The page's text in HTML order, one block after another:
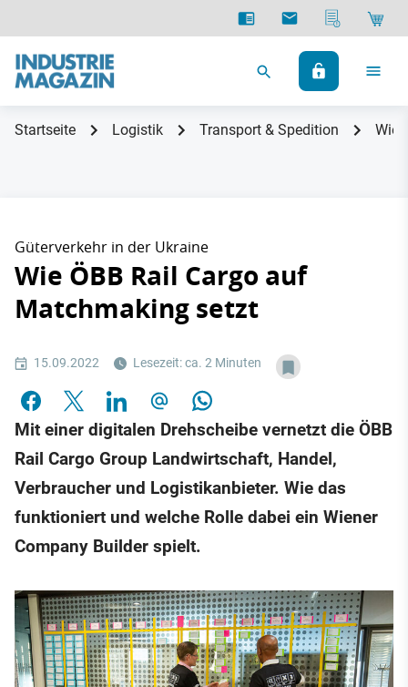
Startseite Logistik Transport & Spedition Wie
Güterverkehr in der Ukraine
Wie ÖBB Rail Cargo auf
Matchmaking setzt
15.09.2022 Lesezeit: ca. 2 Minuten
Mit einer digitalen Drehscheibe vernetzt die ÖBB
Rail Cargo Group Landwirtschaft, Handel,
Verbraucher und Logistikanbieter. Wie das
funktioniert und welche Rolle dabei ein Wiener
Company Builder spielt.